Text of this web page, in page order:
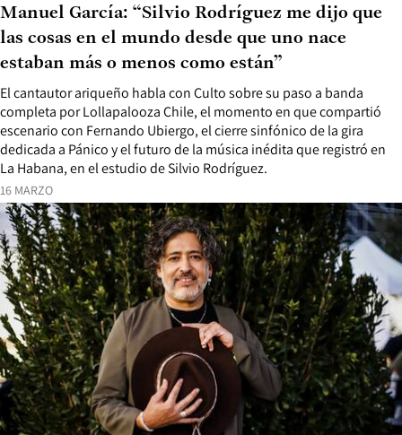
16 MARZO
El cantautor ariqueño habla con Culto sobre su paso a banda
completa por Lollapalooza Chile, el momento en que compartió
escenario con Fernando Ubiergo, el cierre sinfónico de la gira
dedicada a Pánico y el futuro de la música inédita que registró en
La Habana, en el estudio de Silvio Rodríguez.
Manuel García: “Silvio Rodríguez me dijo que
las cosas en el mundo desde que uno nace
estaban más o menos como están”